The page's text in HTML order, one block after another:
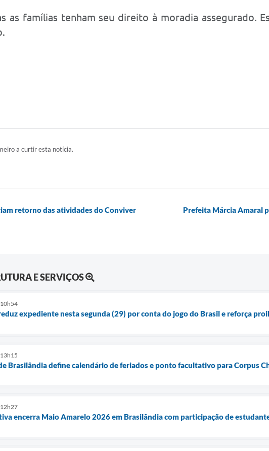
as famílias tenham seu direito à moradia assegurado.
a curtir esta notícia.
retorno das atividades do Conviver
Prefeita Márcia Amaral
E SERVIÇOS
expediente nesta segunda (29) por conta do jogo do Brasil e reforça
Brasilândia define calendário de feriados e ponto facultativo para Corpus
encerra Maio Amarelo 2026 em Brasilândia com participação de